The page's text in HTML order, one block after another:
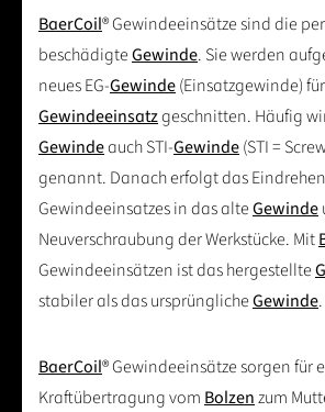
BaerCoil® Gewindeeinsätze sind die
beschädigteGewinde. Sie werden
neues EG-Gewinde(Einsatzgewinde)
Gewindeeinsatzgeschnitten. Häufig
Gewindeauch STI-Gewinde(STI =
genannt. Danach erfolgt das
Gewindeeinsatzes in das alteGewinde
Neuverschraubung der Werkstücke. Mit
Gewindeeinsätzen ist das hergestellte
stabiler als das ursprünglicheGewinde.
BaerCoil® Gewindeeinsätze sorgen für
Kraftübertragung vom Bolzenzum